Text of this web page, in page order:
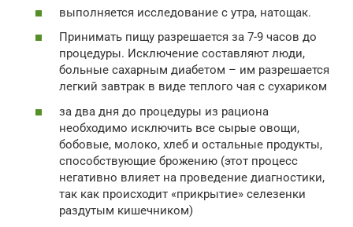
выполняется исследование с утра, натощак.
Принимать пищу разрешается за 7-9 часов до
процедуры. Исключение составляют люди,
больные сахарным диабетом – им разрешается
легкий завтрак в виде теплого чая с сухариком
за два дня до процедуры из рациона
необходимо исключить все сырые овощи,
бобовые, молоко, хлеб и остальные продукты,
способствующие брожению (этот процесс
негативно влияет на проведение диагностики,
так как происходит «прикрытие» селезенки
раздутым кишечником)